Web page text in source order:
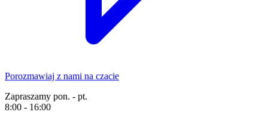
Porozmawiaj z nami na czacie
Zapraszamy pon. - pt.
8:00 - 16:00